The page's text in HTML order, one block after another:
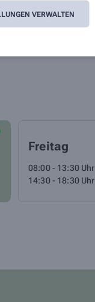
VERWALTEN
Freitag
08:00 - 13:30 Uhr
14:30 - 18:30 Uhr